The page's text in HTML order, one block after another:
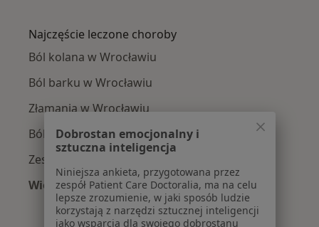
Najczęście leczone choroby
Ból kolana w Wrocławiu
Ból barku w Wrocławiu
Złamania w Wrocławiu
Ból biodra w Wrocławiu
Zespół cieśni nadgarstka w Wrocławiu
Więcej (15)
Więcej w kategorii: Najczęście leczone
Dobrostan emocjonalny i
sztuczna inteligencja
Niniejsza ankieta, przygotowana przez
zespół Patient Care Doctoralia, ma na celu
lepsze zrozumienie, w jaki sposób ludzie
korzystają z narzędzi sztucznej inteligencji
jako wsparcia dla swojego dobrostanu